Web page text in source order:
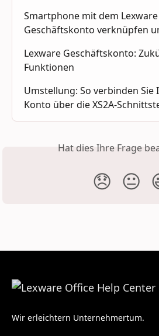
Smartphone mit dem Lexware
Geschäftskonto verknüpfen
Lexware Geschäftskonto:
Funktionen
Umstellung: So verbinden Sie
Konto über die XS2A-
Hat dies Ihre Frage
😞 😐
Wir erleichtern Unternehmertum.